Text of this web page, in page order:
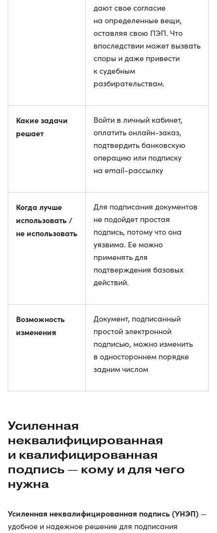
дают свое согласие
на определенные вещи,
оставляя свою ПЭП. Что
впоследствии может вызвать
споры и даже привести
к судебным
разбирательствам.
Какие задачи
решает
Войти в личный кабинет,
оплатить онлайн-заказ,
подтвердить банковскую
операцию или подписку
на email-рассылку
Когда лучше
использовать /
не использовать
Для подписания документов
не подойдет простая
подпись, потому что она
уязвима. Ее можно
применять для
подтверждения базовых
действий.
Возможность
изменения
Документ, подписанный
простой электронной
подписью, можно изменить
в одностороннем порядке
задним числом
Усиленная
неквалифицированная
и квалифицированная
подпись — кому и для чего
нужна
Усиленная неквалифицированная подпись (УНЭП) —
удобное и надежное решение для подписания